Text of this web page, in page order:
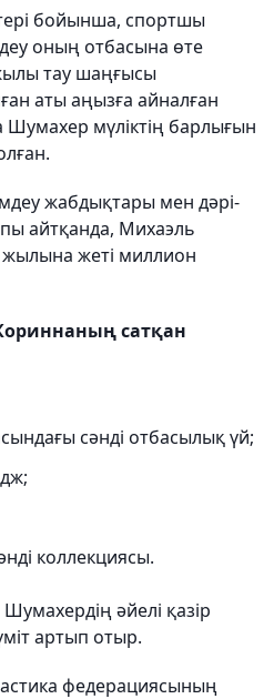
бойынша, спортшы
оның отбасына өте
тау шаңғысы
аты аңызға айналған
Шумахер мүліктің барлығын
жабдықтары мен дәрі-
айтқанда, Михаэль
жылына жеті миллион
сатқан
сәнді отбасылық үй;
коллекциясы.
әйелі қазір
артып отыр.
федерациясының